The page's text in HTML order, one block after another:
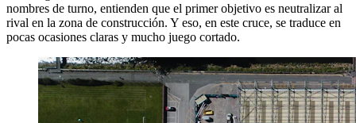
nombres de turno, entienden que el primer objetivo es neutralizar al
rival en la zona de construcción. Y eso, en este cruce, se traduce en
pocas ocasiones claras y mucho juego cortado.